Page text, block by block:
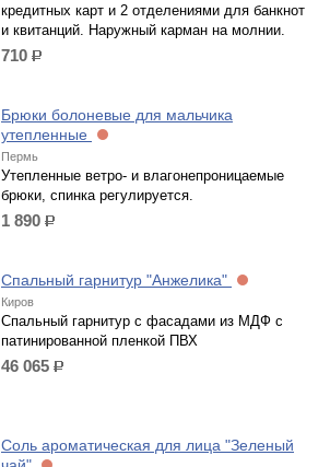
кредитных карт и 2 отделениями для банкнот
и квитанций. Наружный карман на молнии.
710 р.
Брюки болоневые для мальчика
утепленные
Пермь
Утепленные ветро- и влагонепроницаемые
брюки, спинка регулируется.
1 890 р.
Спальный гарнитур "Анжелика"
Киров
Спальный гарнитур с фасадами из МДФ с
патинированной пленкой ПВХ
46 065 р.
Соль ароматическая для лица "Зеленый